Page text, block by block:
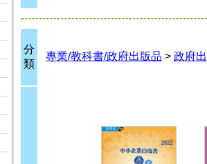
分
類
專業/教科書/政府出版品 > 政府